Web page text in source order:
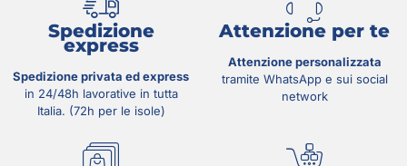
Spedizione
express
Spedizione privata ed express
in 24/48h lavorative in tutta
Italia. (72h per le isole)
Attenzione per te
Attenzione personalizzata
tramite WhatsApp e sui social
network